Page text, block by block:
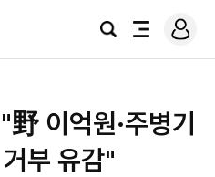
검
전
로
그
이억원·주병기
부 유감"